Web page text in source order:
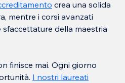
crea una solida
mentre i corsi avanzati
della maestria
finisce mai. Ogni giorno
I nostri laureati